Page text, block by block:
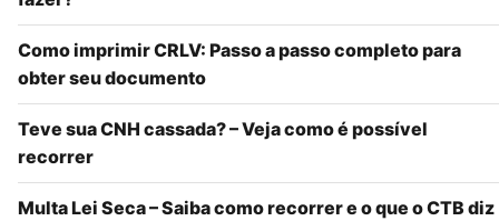
Como imprimir CRLV: Passo a passo completo para
obter seu documento
Teve sua CNH cassada? – Veja como é possível
recorrer
Multa Lei Seca – Saiba como recorrer e o que o CTB diz